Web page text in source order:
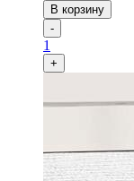
В корзину
-
1
+